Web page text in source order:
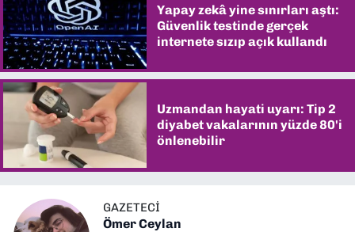
Yapay zekâ yine sınırları aştı:
Güvenlik testinde gerçek
internete sızıp açık kullandı
Uzmandan hayati uyarı: Tip 2
diyabet vakalarının yüzde 80'i
önlenebilir
GAZETECİ
Ömer Ceylan